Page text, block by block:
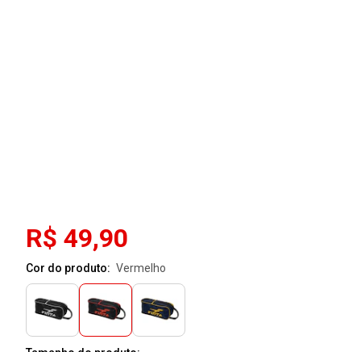
R$ 49,90
Cor do produto: vermelho